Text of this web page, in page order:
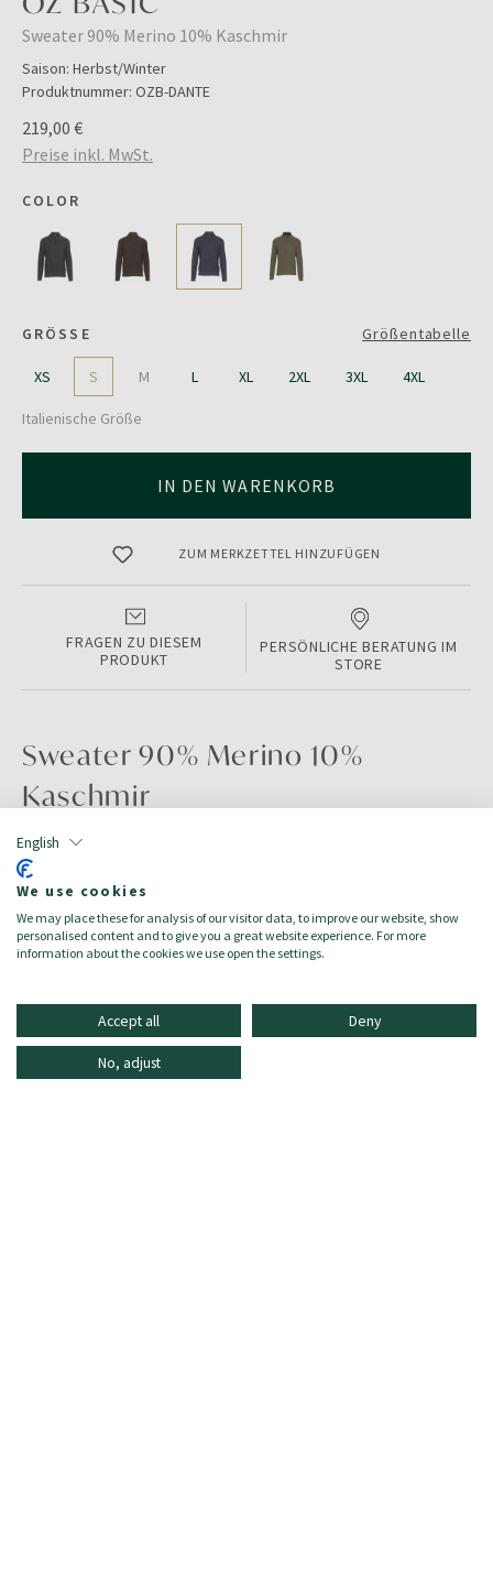
English
We use cookies
We may place these for analysis of our visitor data, to improve our website, show
personalised content and to give you a great website experience. For more
information about the cookies we use open the settings.
Accept all Deny
No, adjust
Sweater 90% Merino 10% Kaschmir
Saison: Herbst/Winter
Produktnummer: OZB-DANTE
219,00 €
Preise inkl. MwSt.
COLOR
GRÖSSE Größentabelle
XS S M L XL 2XL 3XL 4XL
Italienische Größe
IN DEN WARENKORB
ZUM MERKZETTEL HINZUFÜGEN
FRAGEN ZU DIESEM
PRODUKT
PERSÖNLICHE BERATUNG IM
STORE
Sweater 90% Merino 10%
Kaschmir
PRODUKTINFORMATIONEN
Color: DARK NAVY
Größe: S
Zielgruppe:Herren/Uomo